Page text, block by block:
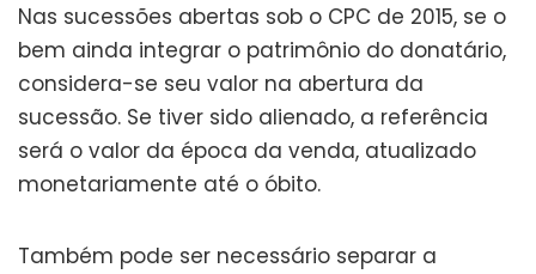
Nas sucessões abertas sob o CPC de 2015, se o
bem ainda integrar o patrimônio do donatário,
considera-se seu valor na abertura da
sucessão. Se tiver sido alienado, a referência
será o valor da época da venda, atualizado
monetariamente até o óbito.
Também pode ser necessário separar a